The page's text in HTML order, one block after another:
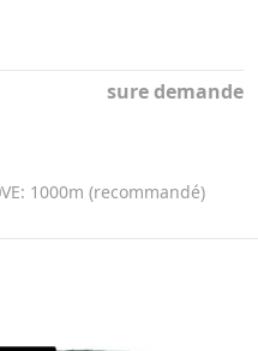
sure demande
VE: 1000m (recommandé)